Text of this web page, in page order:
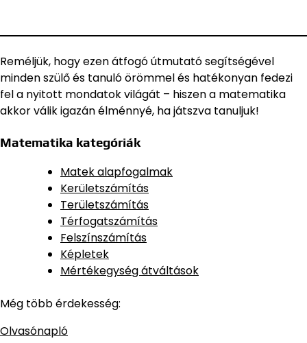
Reméljük, hogy ezen átfogó útmutató segítségével
minden szülő és tanuló örömmel és hatékonyan fedezi
fel a nyitott mondatok világát – hiszen a matematika
akkor válik igazán élménnyé, ha játszva tanuljuk!
Matematika kategóriák
Matek alapfogalmak
Kerületszámítás
Területszámítás
Térfogatszámítás
Felszínszámítás
Képletek
Mértékegység átváltások
Még több érdekesség:
Olvasónapló